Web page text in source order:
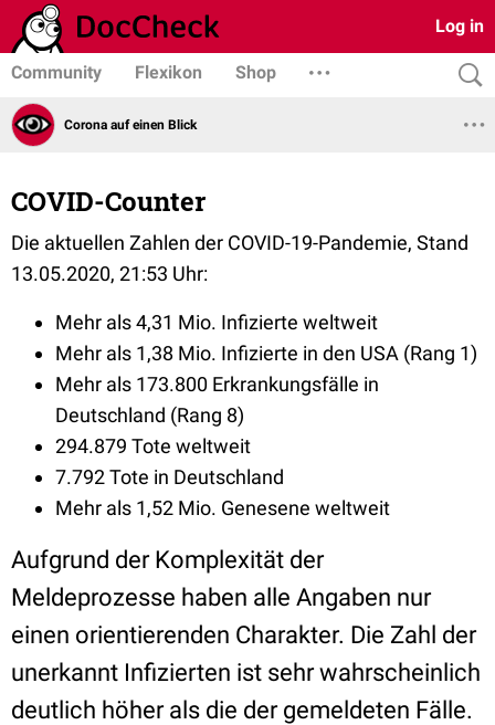
Log in
Community Flexikon Shop
Corona auf einen Blick
COVID-Counter
Die aktuellen Zahlen der COVID-19-Pandemie, Stand
13.05.2020, 21:53 Uhr:
Mehr als 4,31 Mio. Infizierte weltweit
Mehr als 1,38 Mio. Infizierte in den USA (Rang 1)
Mehr als 173.800 Erkrankungsfälle in
Deutschland (Rang 8)
294.879 Tote weltweit
7.792 Tote in Deutschland
Mehr als 1,52 Mio. Genesene weltweit
Aufgrund der Komplexität der
Meldeprozesse haben alle Angaben nur
einen orientierenden Charakter. Die Zahl der
unerkannt Infizierten ist sehr wahrscheinlich
deutlich höher als die der gemeldeten Fälle.